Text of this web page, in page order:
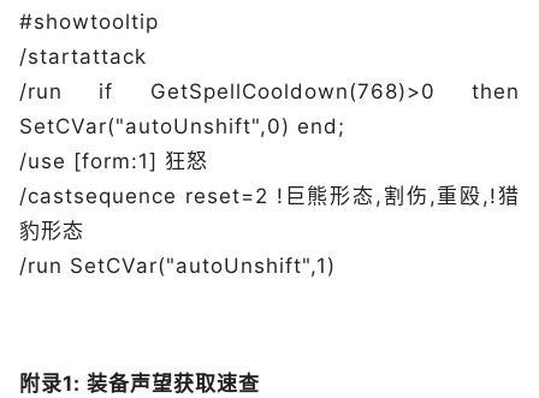
#showtooltip
/startattack
/run if GetSpellCooldown(768)>0 then
SetCVar("autoUnshift",0) end;
/use [form:1] 狂怒
/castsequence reset=2 !巨熊形态,割伤,重殴,!猎
豹形态
/run SetCVar("autoUnshift",1)
附录1: 装备声望获取速查